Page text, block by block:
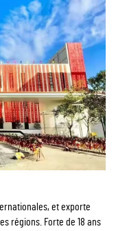
et exporte
régions. Forte de 18 ans